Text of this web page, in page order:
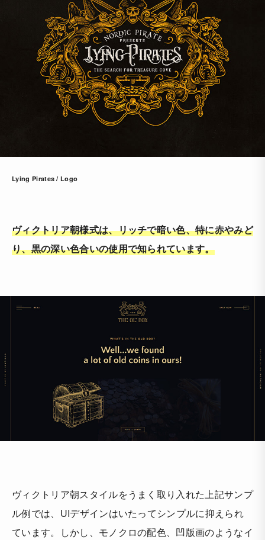
Lying Pirates / Logo
ヴィクトリア朝様式は、リッチで暗い色、特に赤やみど
り、黒の深い色合いの使用で知られています。
ヴィクトリア朝スタイルをうまく取り入れた上記サンプ
ル例では、UIデザインはいたってシンプルに抑えられ
ています。しかし、モノクロの配色、凹版画のようなイ